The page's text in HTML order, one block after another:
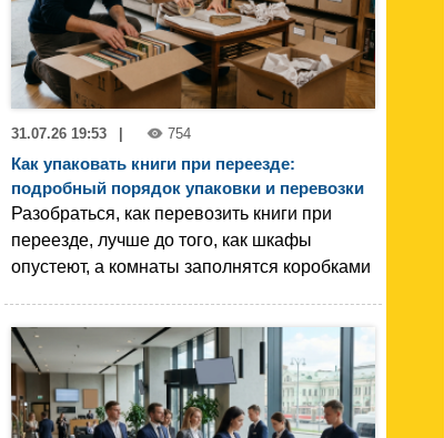
31.07.26 19:53 | 754
Как упаковать книги при переезде:
подробный порядок упаковки и перевозки
Разобраться, как перевозить книги при
переезде, лучше до того, как шкафы
опустеют, а комнаты заполнятся коробками